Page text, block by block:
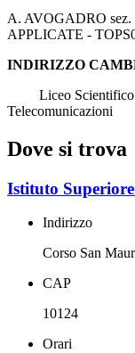
A. AVOGADRO
APPLICATE -
INDIRIZZO
Liceo Scientifico
Telecomunicazioni
Dove si trova
Istituto
Indirizzo
Corso San
CAP
10124
Orari